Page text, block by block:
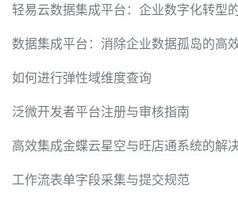
轻易云数据集成平台：企业数字化转型
数据集成平台：消除企业数据孤岛的高
如何进行弹性域维度查询
泛微开发者平台注册与审核指南
高效集成金蝶云星空与旺店通系统的解
工作流表单字段采集与提交规范